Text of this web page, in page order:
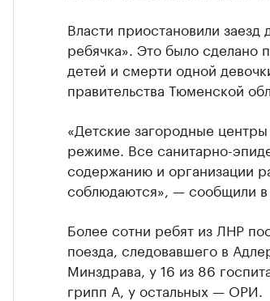
Власти приостановили
ребячка». Это было сделано
детей и смерти одной
правительства Тюменской
«Детские загородные
режиме. Все санитарно-
содержанию и организации
соблюдаются», — сообщили
Более сотни ребят из ЛНР
поезда, следовавшего в
Минздрава, у 16 из 86
грипп А, у остальных — ОРИ.